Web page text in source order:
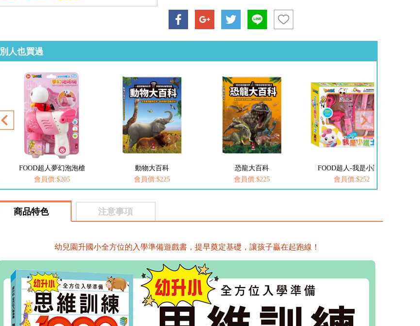
別人也買過
FOOD超人夢幻泡泡槍
會員價:$205
動物大百科
會員價:$225
恐龍大百科
會員價:$225
FOOD超人-我是小護士
會員價:$252
商品特色 注意事項
幼兒園升國小全方位的入學準備遊戲書，提早奠定基礎，讓孩子贏在起跑線！